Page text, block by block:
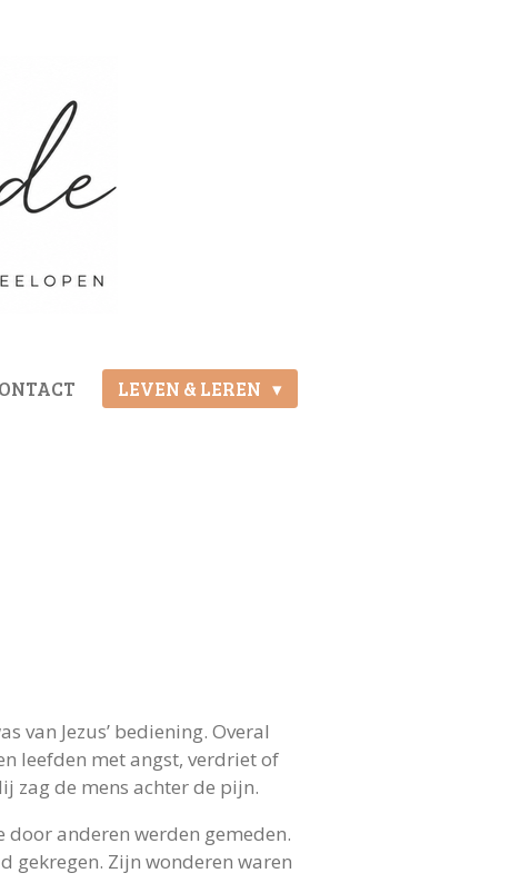
LEVEN & LEREN
van Jezus’ bediening. Overal
leefden met angst, verdriet of
zag de mens achter de pijn.
anderen werden gemeden.
gekregen. Zijn wonderen waren